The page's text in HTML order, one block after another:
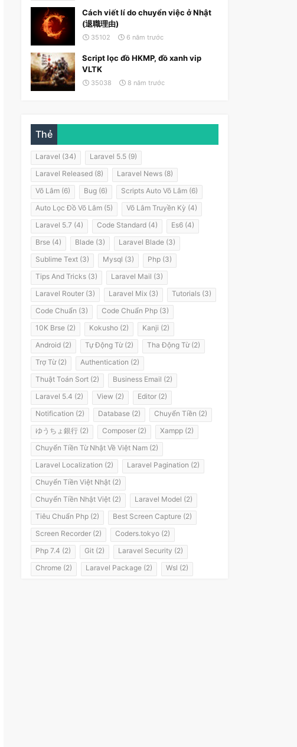
Cách viết lí do chuyển việc ở Nhật
(退職理由)
35102 6 năm trước
Script lọc đồ HKMP, đồ xanh vip
VLTK
35038 8 năm trước
Thẻ
Laravel (34)
Laravel 5.5 (9)
Laravel Released (8)
Laravel News (8)
Võ Lâm (6)
Bug (6)
Scripts Auto Võ Lâm (6)
Auto Lọc Đồ Võ Lâm (5)
Võ Lâm Truyền Kỳ (4)
Laravel 5.7 (4)
Code Standard (4)
Es6 (4)
Brse (4)
Blade (3)
Laravel Blade (3)
Sublime Text (3)
Mysql (3)
Php (3)
Tips And Tricks (3)
Laravel Mail (3)
Laravel Router (3)
Laravel Mix (3)
Tutorials (3)
Code Chuẩn (3)
Code Chuẩn Php (3)
10K Brse (2)
Kokusho (2)
Kanji (2)
Android (2)
Tự Động Từ (2)
Tha Động Từ (2)
Trợ Từ (2)
Authentication (2)
Thuật Toán Sort (2)
Business Email (2)
Laravel 5.4 (2)
View (2)
Editor (2)
Notification (2)
Database (2)
Chuyển Tiền (2)
ゆうちょ銀行 (2)
Composer (2)
Xampp (2)
Chuyển Tiền Từ Nhật Về Việt Nam (2)
Laravel Localization (2)
Laravel Pagination (2)
Chuyển Tiền Việt Nhật (2)
Chuyển Tiền Nhật Việt (2)
Laravel Model (2)
Tiêu Chuẩn Php (2)
Best Screen Capture (2)
Screen Recorder (2)
Coders.tokyo (2)
Php 7.4 (2)
Git (2)
Laravel Security (2)
Chrome (2)
Laravel Package (2)
Wsl (2)